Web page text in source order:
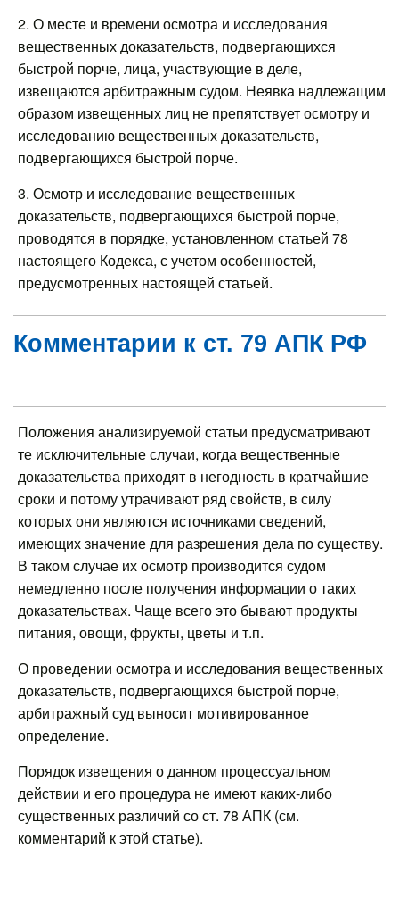
2. О месте и времени осмотра и исследования
вещественных доказательств, подвергающихся
быстрой порче, лица, участвующие в деле,
извещаются арбитражным судом. Неявка надлежащим
образом извещенных лиц не препятствует осмотру и
исследованию вещественных доказательств,
подвергающихся быстрой порче.
3. Осмотр и исследование вещественных
доказательств, подвергающихся быстрой порче,
проводятся в порядке, установленном статьей 78
настоящего Кодекса, с учетом особенностей,
предусмотренных настоящей статьей.
Комментарии к ст. 79 АПК РФ
Положения анализируемой статьи предусматривают
те исключительные случаи, когда вещественные
доказательства приходят в негодность в кратчайшие
сроки и потому утрачивают ряд свойств, в силу
которых они являются источниками сведений,
имеющих значение для разрешения дела по существу.
В таком случае их осмотр производится судом
немедленно после получения информации о таких
доказательствах. Чаще всего это бывают продукты
питания, овощи, фрукты, цветы и т.п.
О проведении осмотра и исследования вещественных
доказательств, подвергающихся быстрой порче,
арбитражный суд выносит мотивированное
определение.
Порядок извещения о данном процессуальном
действии и его процедура не имеют каких-либо
существенных различий со ст. 78 АПК (см.
комментарий к этой статье).